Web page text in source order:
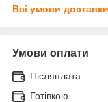
Всі умови доставки
Умови оплати
Післяплата
Готівкою